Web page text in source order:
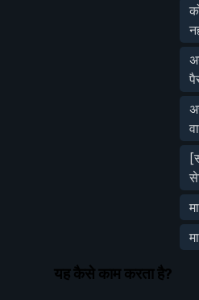
यह कैसे काम करता है?